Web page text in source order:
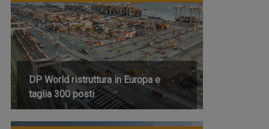
DP World ristruttura in Europa e
taglia 300 posti